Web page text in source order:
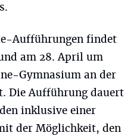
Aufführungen findet
am 28. April um
Gymnasium an der
Die Aufführung dauert
inklusive einer
der Möglichkeit, den